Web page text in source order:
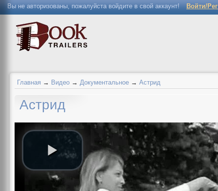
Вы не авторизованы, пожалуйста войдите в свой аккаунт! Войти/
Главная → Видео → Документальное → Астрид
Астрид